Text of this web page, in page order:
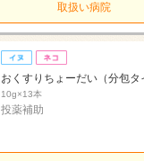
取扱い病院
おくすりちょーだい（分包タ
10g×13本
投薬補助